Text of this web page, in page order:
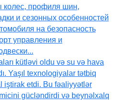
колес, профиля шин,
и сезонных особенностей
на безопасность
управления и
kütləvi oldu və su və hava
Yaşıl texnologiyalar tətbiq
iştirak etdi. Bu fəaliyyətlər
gücləndirdi və beynəlxalq